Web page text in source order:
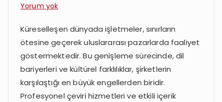
Yorum yokÇeviri
Makale
Yazdırma:
Uluslararası
İş
Dünyasına
Destek
Küreselleşen dünyada işletmeler, sınırların
ötesine geçerek uluslararası pazarlarda faaliyet
göstermektedir. Bu genişleme sürecinde, dil
bariyerleri ve kültürel farklılıklar, şirketlerin
karşılaştığı en büyük engellerden biridir.
Profesyonel çeviri hizmetleri ve etkili içerik